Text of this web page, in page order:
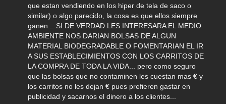
que estan vendiendo en los hiper de tela de saco o
similar) o algo parecido, la cosa es que ellos siempre
ganen... SI DE VERDAD LES INTERESARA EL MEDIO
AMBIENTE NOS DARIAN BOLSAS DE ALGUN
MATERIAL BIODEGRADABLE O FOMENTARIAN EL IR
A SUS ESTABLECIMIENTOS CON LOS CARRITOS DE
LA COMPRA DE TODA LA VIDA... pero como seguro
que las bolsas que no contaminen les cuestan mas € y
los carritos no les dejan € pues prefieren gastar en
publicidad y sacarnos el dinero a los clientes...